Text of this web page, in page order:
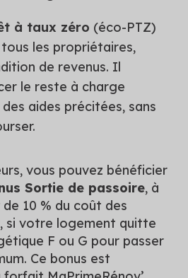
à taux zéro (éco-PTZ)
les propriétaires,
de revenus. Il
le reste à charge
aides précitées, sans
vous pouvez bénéficier
Sortie de passoire, à
10 % du coût des
si votre logement quitte
F ou G pour passer
Ce bonus est